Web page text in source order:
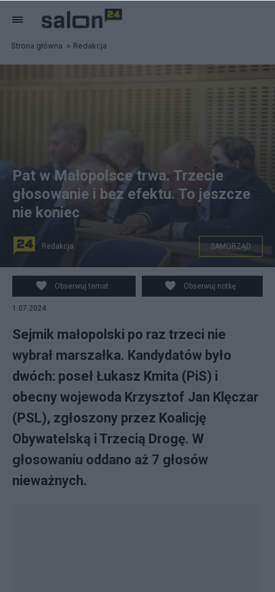
Strona główna Redakcja
fot. PAP/Łukasz Gągulski
Pat w Małopolsce trwa. Trzecie
głosowanie i bez efektu. To jeszcze
nie koniec
Redakcja SAMORZĄD
Obserwuj temat Obserwuj notkę
1.07.2024
Sejmik małopolski po raz trzeci nie
wybrał marszałka. Kandydatów było
dwóch: poseł Łukasz Kmita (PiS) i
obecny wojewoda Krzysztof Jan Klęczar
(PSL), zgłoszony przez Koalicję
Obywatelską i Trzecią Drogę. W
głosowaniu oddano aż 7 głosów
nieważnych.